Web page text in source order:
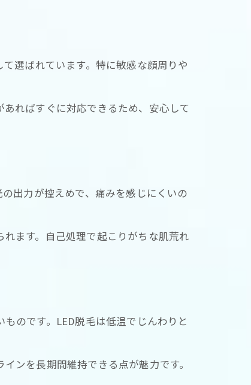
選ばれています。特に敏感な顔周りや
ればすぐに対応できるため、安心して
出力が控えめで、痛みを感じにくいの
ます。自己処理で起こりがちな肌荒れ
のです。LED脱毛は低温でじんわりと
ンを長期間維持できる点が魅力です。